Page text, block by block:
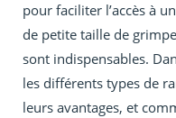
pour faciliter l’accès à
de petite taille de
sont indispensables.
les différents types de
leurs avantages, et